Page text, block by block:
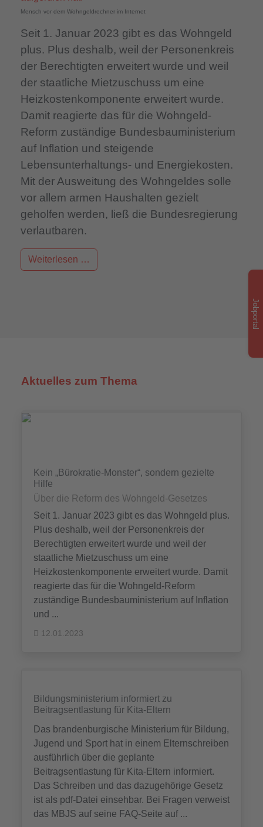
Mensch vor dem Wohngeldrechner im Internet
Seit 1. Januar 2023 gibt es das Wohngeld
plus. Plus deshalb, weil der Personenkreis
der Berechtigten erweitert wurde und weil
der staatliche Mietzuschuss um eine
Heizkostenkomponente erweitert wurde.
Damit reagierte das für die Wohngeld-
Reform zuständige Bundesbauministerium
auf Inflation und steigende
Lebensunterhaltungs- und Energiekosten.
Mit der Ausweitung des Wohngeldes solle
vor allem armen Haushalten gezielt
geholfen werden, ließ die Bundesregierung
verlautbaren.
Weiterlesen …
Aktuelles zum Thema
Kein „Bürokratie-Monster“, sondern gezielte
Hilfe
Über die Reform des Wohngeld-Gesetzes
Seit 1. Januar 2023 gibt es das Wohngeld plus.
Plus deshalb, weil der Personenkreis der
Berechtigten erweitert wurde und weil der
staatliche Mietzuschuss um eine
Heizkostenkomponente erweitert wurde. Damit
reagierte das für die Wohngeld-Reform
zuständige Bundesbauministerium auf Inflation
und ...
12.01.2023
Bildungsministerium informiert zu
Beitragsentlastung für Kita-Eltern
Das brandenburgische Ministerium für Bildung,
Jugend und Sport hat in einem Elternschreiben
ausführlich über die geplante
Beitragsentlastung für Kita-Eltern informiert.
Das Schreiben und das dazugehörige Gesetz
ist als pdf-Datei einsehbar. Bei Fragen verweist
das MBJS auf seine FAQ-Seite auf ...
Jobportal